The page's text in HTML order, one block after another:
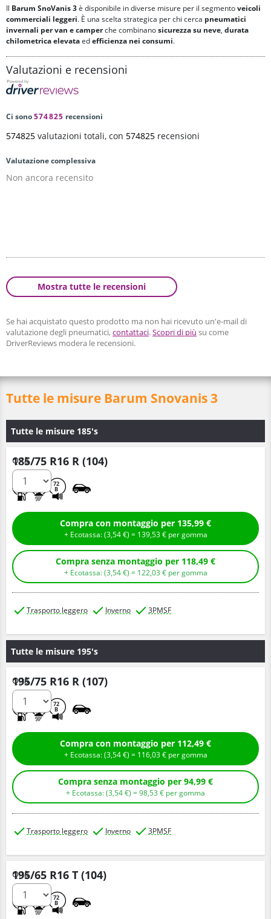
Il Barum SnoVanis 3è disponibile in diverse misure per il segmentoveicoli
commerciali leggeri. È una scelta strategica per chi cerca pneumatici
invernali per van e camperche combinanosicurezza su neve, durata
chilometrica elevataedefficienza nei consumi.
Valutazioni e recensioni
Ci sono574825 recensioni
574825 valutazioni totali, con 574825 recensioni
Valutazione complessiva
Non ancora recensito
Mostra tutte le recensioni
Se hai acquistato questo prodotto ma non hai ricevuto un'e-mail di
valutazione degli pneumatici,contattaci.Scopri di più su come
DriverReviews modera le recensioni.
Tutte le misure Barum Snovanis 3
Tutte le misure 185's
185/75 R16 R (104)
72
B
Q.tà
Compra con montaggio per 135,99 €
+ Ecotassa: (3,54€ ) = 139,53€ per gomma
Compra senza montaggio per 118,49 €
+ Ecotassa: (3,54€ ) = 122,03 € per gomma
Trasporto leggero Inverno 3PMSF
Tutte le misure 195's
195/75 R16 R (107)
72
B
Q.tà
Compra con montaggio per 112,49 €
+ Ecotassa: (3,54€ ) = 116,03€ per gomma
Compra senza montaggio per 94,99 €
+ Ecotassa: (3,54€ ) =98,53 € per gomma
Trasporto leggero Inverno 3PMSF
195/65 R16 T (104)
72
B
Q.tà